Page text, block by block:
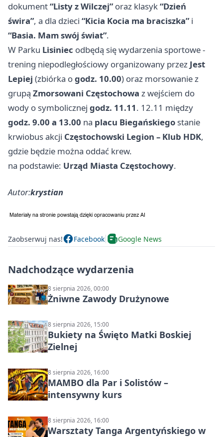
dokument“Listy z Wilczej”oraz klasyk“Dzień
świra”, a dla dzieci “Kicia Kocia ma braciszka”i
“Basia. Mam swój świat”.
W Parku Lisiniec odbędą się wydarzenia sportowe -
trening niepodległościowy organizowany przez Jest
Lepiej (zbiórka ogodz. 10.00) oraz morsowanie z
grupą Zmorsowani Częstochowa z wejściem do
wody o symbolicznej godz. 11.11. 12.11 między
godz. 9.00 a 13.00 na placu Biegańskiego stanie
krwiobus akcji Częstochowski Legion – Klub HDK,
gdzie będzie można oddać krew.
na podstawie: Urząd Miasta Częstochowy.
Autor:krystian
Zaobserwuj nas! Facebook Google News
Nadchodzące wydarzenia
8 sierpnia 2026, 00:00
Żniwne Zawody Drużynowe
8 sierpnia 2026, 15:00
Bukiety na Święto Matki Boskiej
Zielnej
8 sierpnia 2026, 16:00
MAMBO dla Par i Solistów –
intensywny kurs
8 sierpnia 2026, 16:00
Warsztaty Tanga Argentyńskiego w